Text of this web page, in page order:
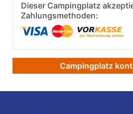
Dieser Campingplatz
Zahlungsmethoden:
Campingplatz